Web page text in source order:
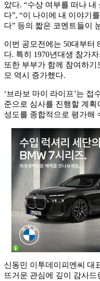
았다. “수상 여부를 떠나
다”, “이 나이에 내 이야기
다” 등의 짧은 코멘트들이
이번 공모전에는 50대부터
다. 특히 1970년대생 참가
또한 부부가 함께 참여하
모 역시 증가했다.
‘브라보 마이 라이프’는 접
준으로 심사를 진행할 계
성도를 종합적으로 평가해
신동민 이투데이피엔씨 대
뜨거운 관심에 깊이 감사드